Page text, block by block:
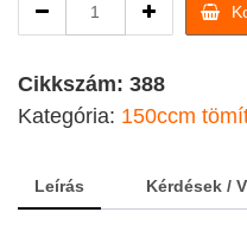
GY6
tömítéskészlet
alkatrész
Cikkszám: 388
Kategória: 150ccm
Leírás Kérdések /